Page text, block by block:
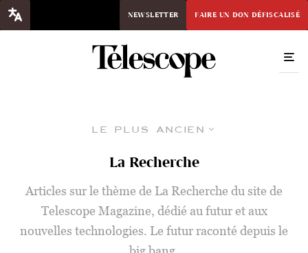
NEWSLETTER FAIRE UN DON DÉFISCALISÉ
Le plus ancien
La Recherche
Articles sur le thème de La Recherche du site de
Telescope Magazine, dédié au futur et aux
nouvelles technologies. Le futur raconté depuis le